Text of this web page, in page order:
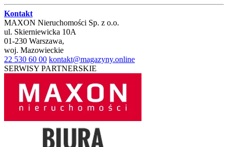
Kontakt
MAXON Nieruchomości Sp. z o.o.
ul. Skierniewicka 10A
01-230 Warszawa,
woj. Mazowieckie
22 530 60 00 kontakt@magazyny.online
SERWISY PARTNERSKIE